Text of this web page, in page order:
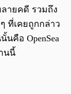
ายคดี รวมถึง
ที่เคยถูกกล่าว
คือ OpenSea
นนี้